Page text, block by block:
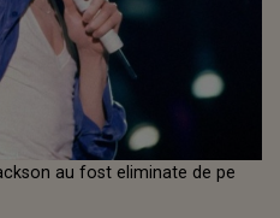
au fost eliminate de pe